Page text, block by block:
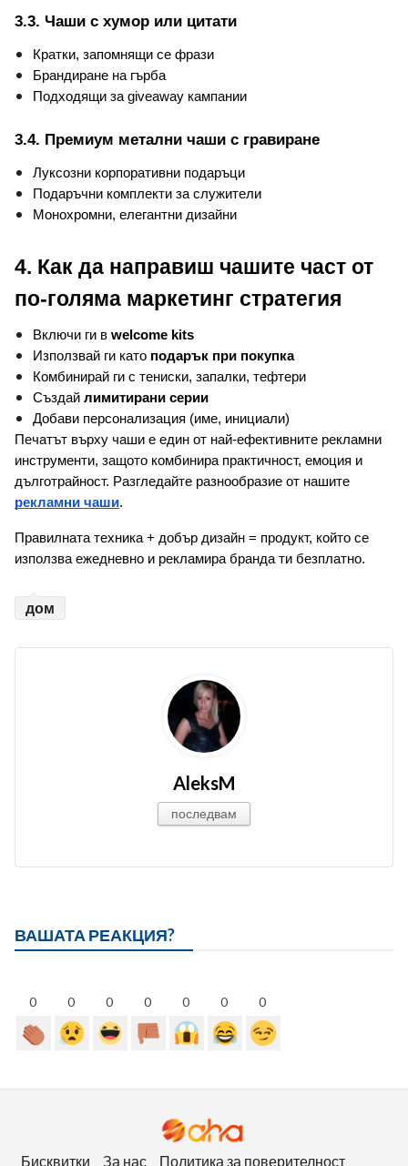
3.3. Чаши с хумор или цитати
Кратки, запомнящи се фрази
Брандиране на гърба
Подходящи за giveaway кампании
3.4. Премиум метални чаши с гравиране
Луксозни корпоративни подаръци
Подаръчни комплекти за служители
Монохромни, елегантни дизайни
4. Как да направиш чашите част от
по-голяма маркетинг стратегия
Включи ги в welcome kits
Използвай ги като подарък при покупка
Комбинирай ги с тениски, запалки, тефтери
Създай лимитирани серии
Добави персонализация (име, инициали)
Печатът върху чаши е един от най-ефективните рекламни
инструменти, защото комбинира практичност, емоция и
рекламни чаши.
Правилната техника + добър дизайн = продукт, който се
използва ежедневно и рекламира бранда ти безплатно.
дом
AleksM
последвам
ВАШАТА РЕАКЦИЯ?
0 0 0 0 0 0 0
Бисквитки За нас Политика за поверителност